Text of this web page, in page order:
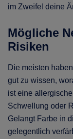
im Zweifel deine
Mögliche
Risiken
Die meisten
gut zu wissen,
ist eine
Schwellung oder
Gelangt Farbe in
gelegentlich